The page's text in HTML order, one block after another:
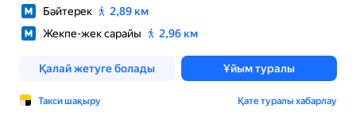
Бәйтерек
2,89 км
Жекпе-жек сарайы
2,96 км
Қалай жетуге болады Ұйым туралы
Такси шақыру Қате туралы хабарлау